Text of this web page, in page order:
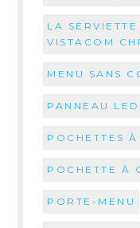
LA
VISTACOM
MENU SANS
PANNEAU LED
POCHETTES
POCHETTE À
PORTE-MENU